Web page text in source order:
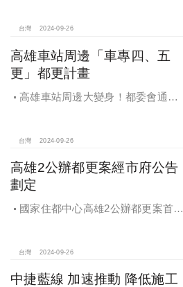
台灣 2024-09-26
高雄車站周邊「車專四、五
更」都更計畫
高雄車站周邊大變身！都委會通過
台灣 2024-09-26
高雄2公辦都更案經市府公告
劃定
國家住都中心高雄2公辦都更案首度
台灣 2024-09-26
中捷藍線 加速推動 降低施工